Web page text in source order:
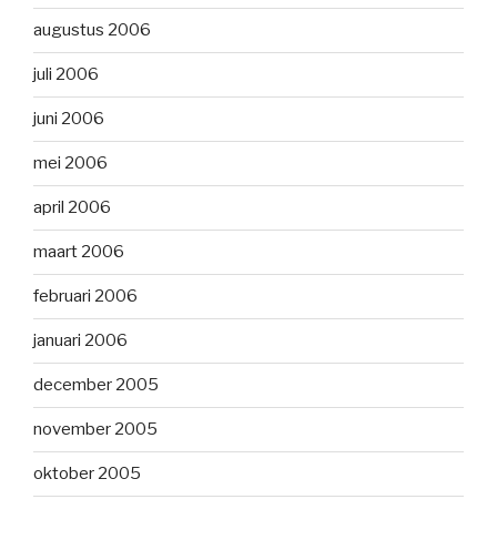
augustus 2006
juli 2006
juni 2006
mei 2006
april 2006
maart 2006
februari 2006
januari 2006
december 2005
november 2005
oktober 2005